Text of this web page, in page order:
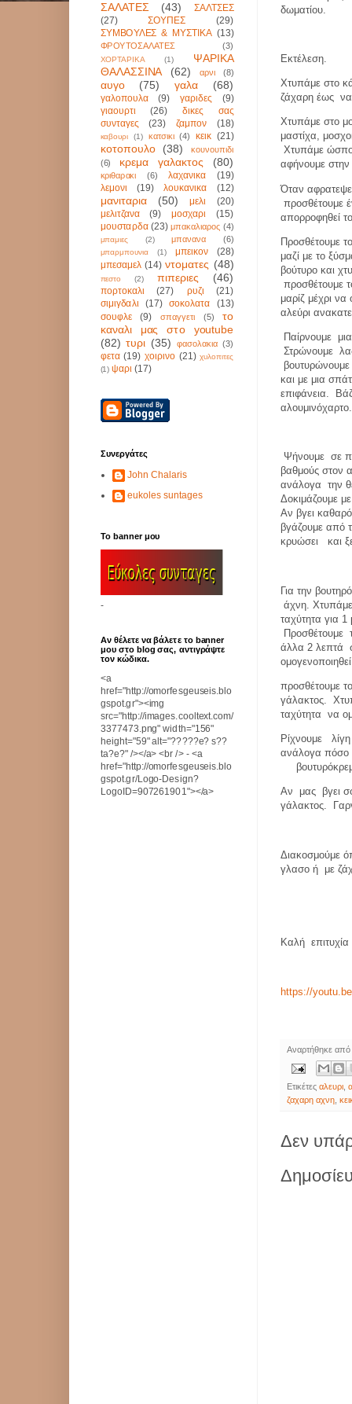
δωματίου.
Εκτέλεση.
Χτυπάμε στο
ζάχαρη έως
Χτυπάμε στο
μαστίχα,
Χτυπάμε
αφήνουμε
Όταν
προσθέτουμε
απορροφηθεί
Προσθέτουμε
μαζί με το
βούτυρο και
προσθέτουμε
μαρίζ μέχρι να
αλεύρι
Παίρνουμε
Στρώνουμε
και με μια
επιφάνεια.
αλουμινόχαρτο.
Ψήνουμε σε
βαθμούς στον
ανάλογα
την
Δοκιμάζουμε
Αν βγει
βγάζουμε από
κρυώσει
και
Για την
άχνη.
ταχύτητα για
Προσθέτουμε
άλλα 2 λεπτά
προσθέτουμε
γάλακτος.
ταχύτητα
να
Ρίχνουμε
ανάλογα πόσο
Αν μας βγει
γάλακτος.
Διακοσμούμε
γλασο ή με
Καλή
https://
Αναρτήθηκε
Ετικέτεςαλευρι ,
ζαχαρη αχνη ,
Δεν
ΣΑΛΑΤΕΣ
(43)
ΣΑΛΤΣΕΣ
(27)
ΣΟΥΠΕΣ
(29)
ΣΥΜΒΟΥΛΕΣ & ΜΥΣΤΙΚΑ (13)
ΦΡΟΥΤΟΣΑΛΑΤΕΣ (3)
ΧΟΡΤΑΡΙΚΑ (1)
ΨΑΡΙΚΑ
ΘΑΛΑΣΣΙΝΑ
(62) αρνι (8)
αυγο (75) γαλα (68)
γαλοπουλα (9) γαριδες
(9)
γιαουρτι
(26)
δικες σας
συνταγες
(23) ζαμπον (18)
καβουρι (1) κατσικι (4) κεικ (21)
κοτοπουλο (38)
κουνουπιδι
(6)
κρεμα γαλακτος (80)
κριθαρακι (6) λαχανικα
(19)
λεμονι
(19) λουκανικα (12)
μανιταρια (50) μελι
(20)
μελιτζανα
(9) μοσχαρι
(15)
μουσταρδα (23) μπακαλιαρος (4)
μπαμιες (2) μπανανα (6)
μπαρμπουνια (1) μπεικον
(28)
μπεσαμελ (14) ντοματες (48)
πεστο (2) πιπεριες (46)
πορτοκαλι (27) ρυζι
(21)
σιμιγδαλι
(17) σοκολατα
(13)
σουφλε
(9) σπαγγετι (5)
το
καναλι μας στο youtube
(82) τυρι (35) φασολακια (3)
φετα (19) χοιρινο (21) χυλοπιτες
(1) ψαρι (17)
Συνεργάτες
John Chalaris
eukoles suntages
Το banner μου
-
Αν θέλετε να βάλετε το banner
μου στο blog σας, αντιγράψτε
τον κώδικα.
<a
href="http://omorfesgeuseis.blo
gspot.gr"><img
src="http://images.cooltext.com/
3377473.png" width="156"
height="59" alt="?????e? s??
ta?e?" /></a> <br /> - <a
href="http://omorfesgeuseis.blo
gspot.gr/Logo-Design?
LogoID=907261901"></a>